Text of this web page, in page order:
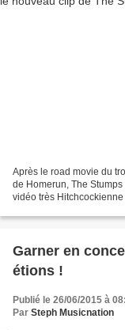
Après le road movie du
de Homerun, The
vidéo très
Garner en
étions !
Publié le 26/06/2015 à
Par Steph Musicnation